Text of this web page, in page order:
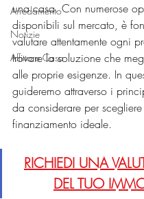
Arredamento
Notizie
Affittare Casa
una casa. Con numerose
disponibili sul mercato, è
valutare attentamente ogni
trovare la soluzione che
alle proprie esigenze. In
guideremo attraverso i
da considerare per
finanziamento ideale.
RICHIEDI UNA
DEL TUO